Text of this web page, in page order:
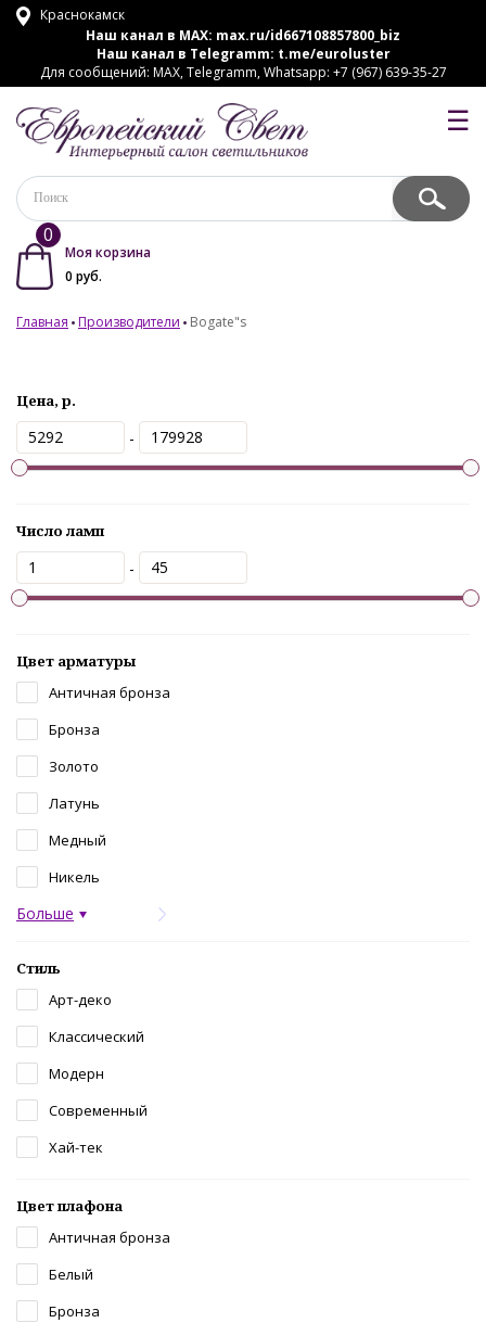
Краснокамск
Наш канал в MAX: max.ru/id667108857800_biz
Наш канал в Telegramm: t.me/euroluster
Для сообщений: MAX, Telegramm, Whatsapp: +7 (967) 639-35-27
☰
0
Моя корзина
0 руб.
Главная Производители Bogate"s
Цена, р.
-
Число ламп
-
Цвет арматуры
Античная бронза
Бронза
Золото
Латунь
Медный
Никель
Больше
Стиль
Арт-деко
Классический
Модерн
Современный
Хай-тек
Цвет плафона
Античная бронза
Белый
Бронза